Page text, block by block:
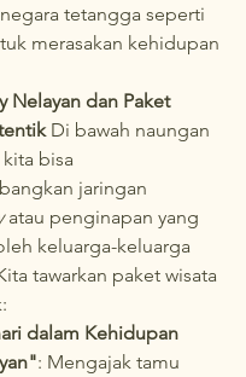
tetangga seperti
merasakan kehidupan
Nelayan dan Paket
Di bawah naungan
bisa
jaringan
atau penginapan yang
keluarga-keluarga
tawarkan paket wisata
dalam Kehidupan
: Mengajak tamu